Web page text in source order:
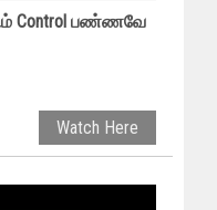
Control பண்ணவே
Watch Here